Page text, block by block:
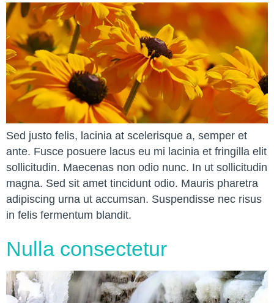
Sed justo felis, lacinia at scelerisque a, semper et
ante. Fusce posuere lacus eu mi lacinia et fringilla elit
sollicitudin. Maecenas non odio nunc. In ut sollicitudin
magna. Sed sit amet tincidunt odio. Mauris pharetra
adipiscing urna ut accumsan. Suspendisse nec risus
in felis fermentum blandit.
Nulla consectetur